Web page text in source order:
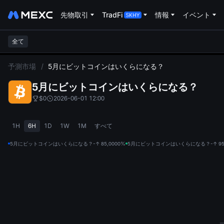
先物取引 TradFi 情報 イベント
全て
予測市場 / 5月にビットコインはいくらになる？
5月にビットコインはいくらになる？
$0 2026-06-01 12:00
1H 6H 1D 1W 1M すべて
5月にビットコインはいくらになる？-↑ 85,0000% 5月にビットコインはいくらになる？-↑